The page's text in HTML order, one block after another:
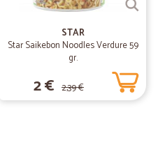
STAR
Star Saikebon Noodles Verdure 59
gr.
2 € 2,39 €